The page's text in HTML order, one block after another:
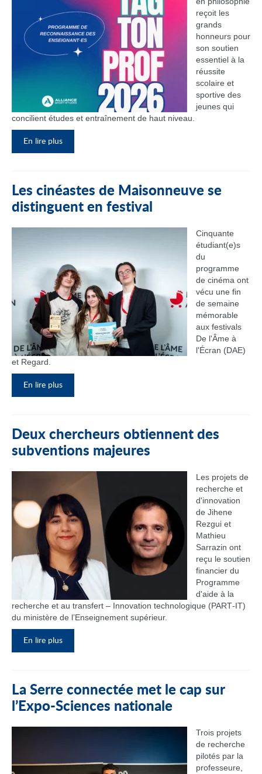
reçoit les
grands
honneurs pour
son soutien
essentiel à la
réussite
scolaire et
sportive des
jeunes qui
concilient études et entraînement de haut niveau.
En lire plus
Les cinéastes de Maisonneuve se
distinguent en festival
Cinquante
étudiant(e)s
du
programme
de cinéma ont
vécu une fin
de semaine
mémorable
aux festivals
De l'Âme à
l'Écran (DAE)
et Regard.
En lire plus
Deux chercheurs obtiennent des
subventions majeures
Les projets de
recherche et
d'innovation
de Jihene
Rezgui et
Mathieu
Sarrazin ont
reçu le soutien
financier du
Programme
d'aide à la
recherche et au transfert – Innovation technologique (PART‑IT)
du ministère de l’Enseignement supérieur.
En lire plus
La Serre connectée met le cap sur
l’Expo-Sciences nationale
Trois projets
de recherche
pilotés par la
professeure,